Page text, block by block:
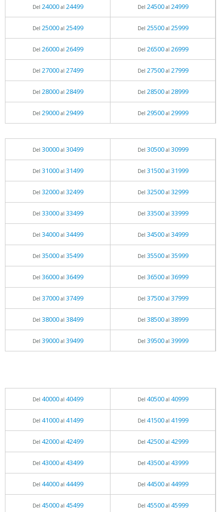
Del 24000al 24499 Del 24500al 24999
Del 25000al 25499 Del 25500al 25999
Del 26000al 26499 Del 26500al 26999
Del 27000al 27499 Del 27500al 27999
Del 28000al 28499 Del 28500al 28999
Del 29000al 29499 Del 29500al 29999
Del 30000al 30499 Del 30500al 30999
Del 31000al 31499 Del 31500al 31999
Del 32000al 32499 Del 32500al 32999
Del 33000al 33499 Del 33500al 33999
Del 34000al 34499 Del 34500al 34999
Del 35000al 35499 Del 35500al 35999
Del 36000al 36499 Del 36500al 36999
Del 37000al 37499 Del 37500al 37999
Del 38000al 38499 Del 38500al 38999
Del 39000al 39499 Del 39500al 39999
Del 40000al 40499 Del 40500al 40999
Del 41000al 41499 Del 41500al 41999
Del 42000al 42499 Del 42500al 42999
Del 43000al 43499 Del 43500al 43999
Del 44000al 44499 Del 44500al 44999
Del 45000al 45499 Del 45500al 45999